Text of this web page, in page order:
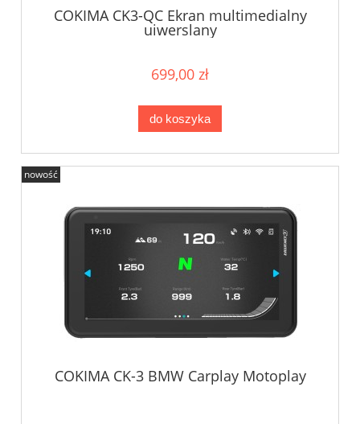
COKIMA CK3-QC Ekran multimedialny
uiwerslany
699,00 zł
do koszyka
COKIMA CK-3 BMW Carplay Motoplay
nowość